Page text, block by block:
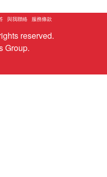
與我聯絡 服務條款
reserved.
Group.